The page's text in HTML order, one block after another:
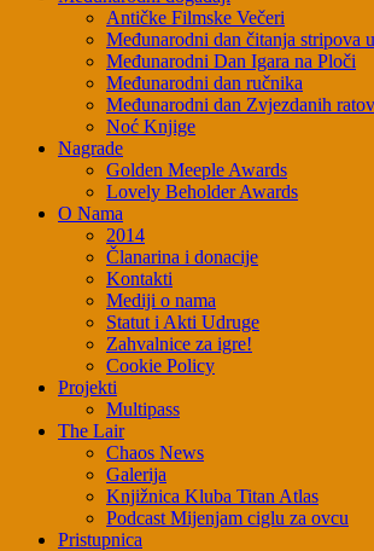
Antičke Filmske Večeri
Međunarodni dan čitanja stripova
Međunarodni Dan Igara na Ploči
Međunarodni dan ručnika
Međunarodni dan Zvjezdanih
Noć Knjige
Nagrade
Golden Meeple Awards
Lovely Beholder Awards
O Nama
2014
Članarina i donacije
Kontakti
Mediji o nama
Statut i Akti Udruge
Zahvalnice za igre!
Cookie Policy
Projekti
Multipass
The Lair
Chaos News
Galerija
Knjižnica Kluba Titan Atlas
Podcast Mijenjam ciglu za ovcu
Pristupnica